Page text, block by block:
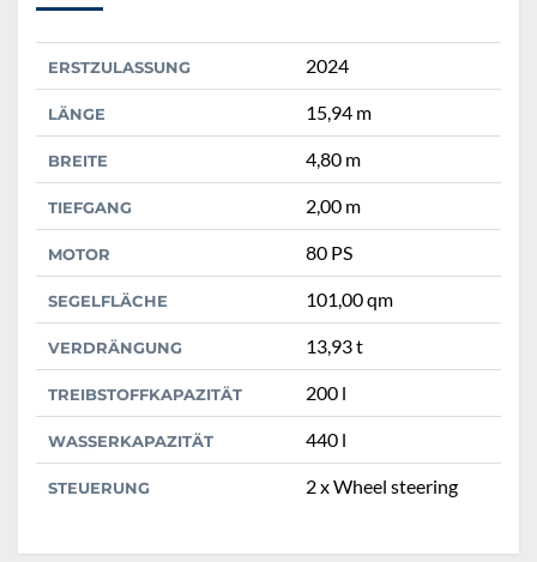
ERSTZULASSUNG 2024
LÄNGE 15,94 m
BREITE 4,80 m
TIEFGANG 2,00 m
MOTOR 80 PS
SEGELFLÄCHE 101,00 qm
VERDRÄNGUNG 13,93 t
TREIBSTOFFKAPAZITÄT 200 l
WASSERKAPAZITÄT 440 l
STEUERUNG 2 x Wheel steering